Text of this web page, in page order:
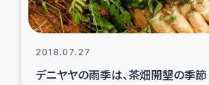
レバノンでのシリア難民への食
2018.07.27
デニヤヤの雨季は、茶畑開墾の季節